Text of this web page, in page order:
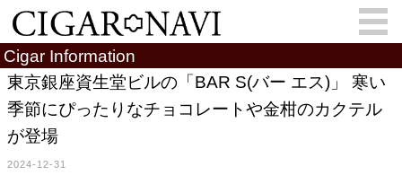
会員登録 お問い合わせ サインイン
Cigar Information
東京銀座資生堂ビルの「BAR S(バー エス)」 寒い
季節にぴったりなチョコレートや金柑のカクテル
が登場
2024-12-31